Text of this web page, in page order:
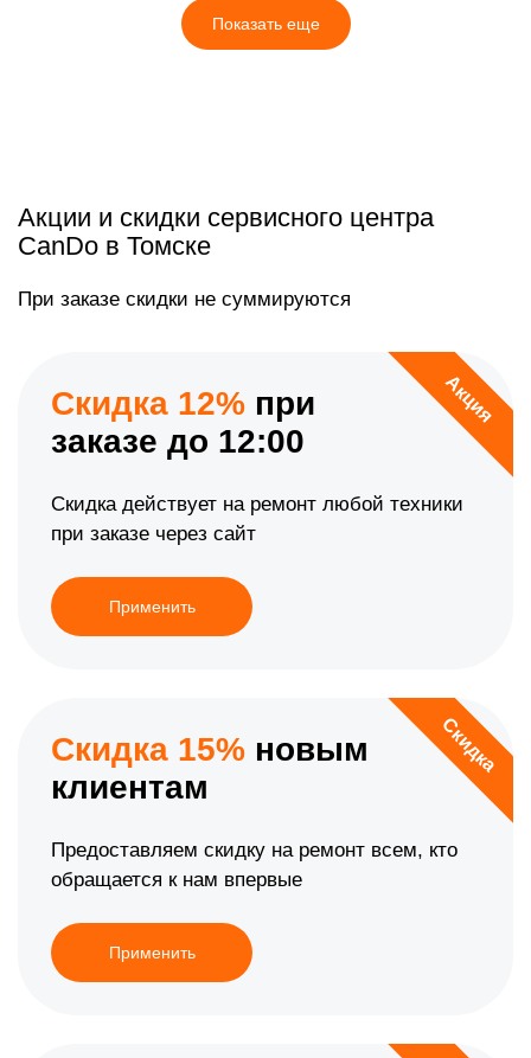
Показать еще
Акции и скидки сервисного центра
CanDo в Томске
При заказе скидки не суммируются
Акция
Скидка 12% при
заказе до 12:00
Скидка действует на ремонт любой техники
при заказе через сайт
Применить
Скидка
Скидка 15% новым
клиентам
Предоставляем скидку на ремонт всем, кто
обращается к нам впервые
Применить